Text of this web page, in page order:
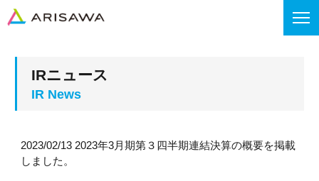
IRニュース
2023/02/13 2023年3月期第３四半期連結決算の概要を掲載
しました。